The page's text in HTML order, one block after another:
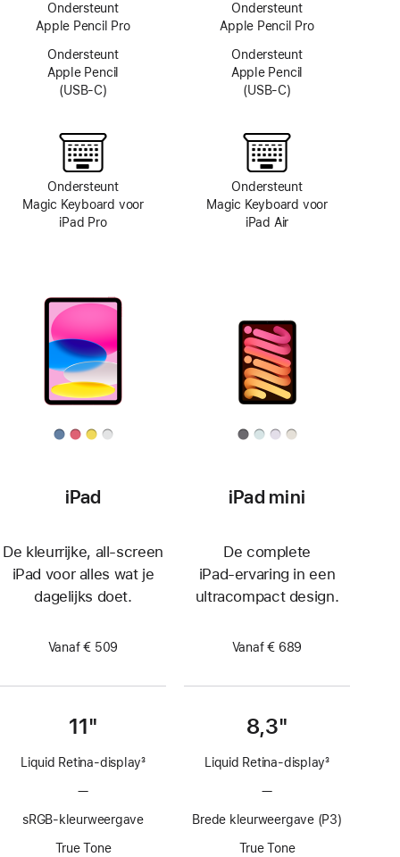
Ondersteunt
Apple Pencil Pro
Ondersteunt
Apple Pencil
(USB‑C)
Ondersteunt
Magic Keyboard voor
iPad Pro
Ondersteunt
Apple Pencil Pro
Ondersteunt
Apple Pencil
(USB‑C)
Ondersteunt
Magic Keyboard voor
iPad Air
iPad
De kleurrijke, all‑screen
iPad voor alles wat je
dagelijks doet.
Vanaf € 509
11"
Liquid Retina‑display3
—Geen
technologie
sRGB-kleurweergave
True Tone
iPad mini
De complete
iPad‑ervaring in een
ultracompact design.
Vanaf € 689
8,3"
Liquid Retina‑display3
—Geen
technologie
Brede kleurweergave (P3)
True Tone